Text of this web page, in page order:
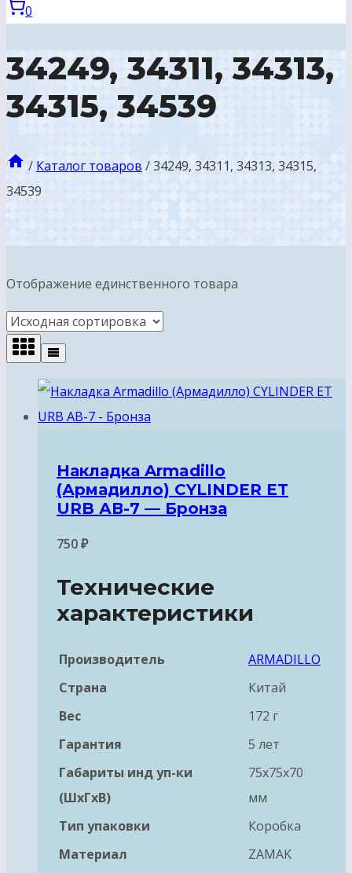
0
34249, 34311, 34313,
34315, 34539
/ Каталог товаров /34249, 34311, 34313, 34315,
34539
Отображение единственного товара
Накладка Armadillo
(Армадилло) CYLINDER ET
URB АВ-7 — Бронза
750₽
Технические
характеристики
Производитель
ARMADILLO
Страна
Китай
Вес
172 г
Гарантия
5 лет
Габариты инд уп-ки
(ШхГхВ)
75x75x70
мм
Тип упаковки
Коробка
Материал
ZAMAK